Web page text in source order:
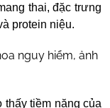
thai, đặc trưng
protein niệu.
nguy hiểm, ảnh
thấy tiềm năng của